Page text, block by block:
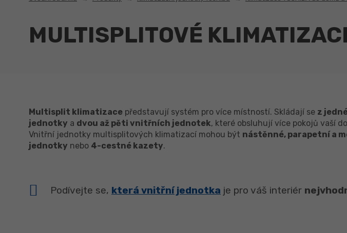
MULTISPLITOVÉ
Multisplit klimatizace představují systém pro více místností. Skládají se z
jednotky a dvou až pěti vnitřních jednotek, které obsluhují více pokojů vaší
Vnitřní jednotky multisplitových klimatizací mohou být nástěnné, parapetní a
jednotky nebo 4-cestné kazety.
Podívejte se, která vnitřní jednotka je pro váš interiér